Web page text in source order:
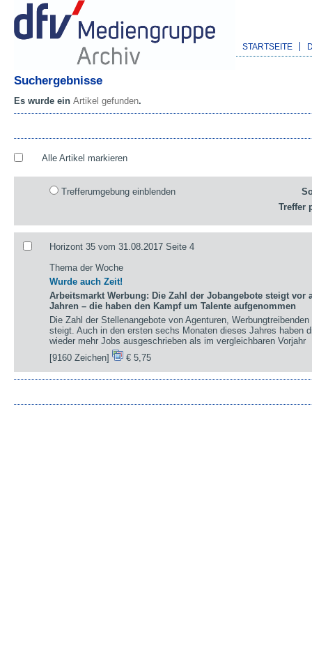
STARTSEITE
Suchergebnisse
Es wurde ein Artikel gefunden.
Alle Artikel markieren
Trefferumgebung einblenden
Treffer
Horizont 35 vom 31.08.2017 Seite 4
Thema der Woche
Wurde auch Zeit!
Arbeitsmarkt Werbung: Die Zahl der Jobangebote steigt vor
Jahren – die haben den Kampf um Talente aufgenommen
Die Zahl der Stellenangebote von Agenturen,
steigt. Auch in den ersten sechs Monaten dieses Jahres haben
wieder mehr Jobs ausgeschrieben als im vergleichbaren Vorjahr
[9160 Zeichen]
€ 5,75